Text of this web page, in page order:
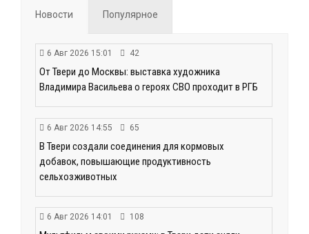
Новости Популярное
6 Авг 2026 15:01 42
От Твери до Москвы: выставка художника
Владимира Васильева о героях СВО проходит в РГБ
6 Авг 2026 14:55 65
В Твери создали соединения для кормовых
добавок, повышающие продуктивность
сельхозживотных
6 Авг 2026 14:01 108